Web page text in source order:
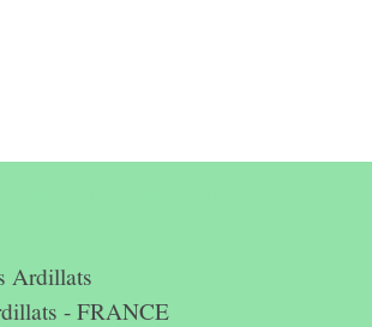
Ardillats
- FRANCE